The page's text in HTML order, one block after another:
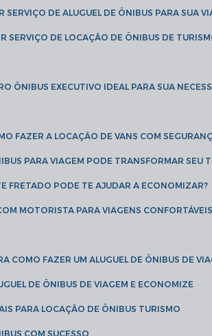
SERVIÇO DE ALUGUEL DE ÔNIBUS PARA SUA
SERVIÇO DE LOCAÇÃO DE ÔNIBUS DE
ÔNIBUS EXECUTIVO IDEAL PARA SUA
FAZER A LOCAÇÃO DE VANS COM
PARA VIAGEM PODE TRANSFORMAR SEU
FRETADO PODE TE AJUDAR A ECONOMIZAR?
MOTORISTA PARA VIAGENS CONFORTÁVEIS
COMO FAZER UM ALUGUEL DE ÔNIBUS DE
DE ÔNIBUS DE VIAGEM E ECONOMIZE
PARA LOCAÇÃO DE ÔNIBUS TURISMO
COM SUCESSO